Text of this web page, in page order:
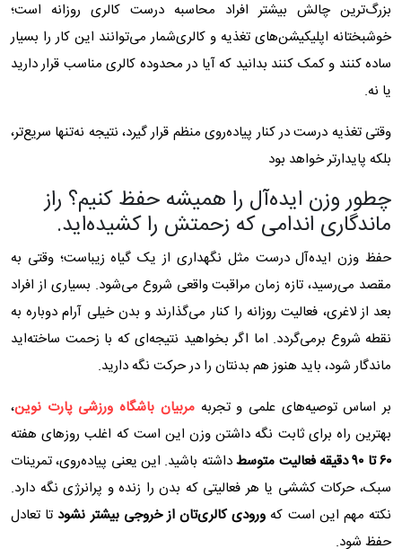
بزرگ‌ترین چالش بیشتر افراد محاسبه درست کالری روزانه است؛
خوشبختانه اپلیکیشن‌های تغذیه و کالری‌شمار می‌توانند این کار را بسیار
ساده کنند و کمک کنند بدانید که آیا در محدوده کالری مناسب قرار دارید
یا نه.
وقتی تغذیه‌ درست در کنار پیاده‌روی منظم قرار گیرد، نتیجه نه‌تنها سریع‌تر،
بلکه پایدارتر خواهد بود
چطور وزن ایده‌آل را همیشه حفظ کنیم؟ راز
ماندگاری اندامی که زحمتش را کشیده‌اید.
حفظ وزن ایده‌آل درست مثل نگهداری از یک گیاه زیباست؛ وقتی به
مقصد می‌رسید، تازه زمان مراقبت واقعی شروع می‌شود. بسیاری از افراد
بعد از لاغری، فعالیت روزانه را کنار می‌گذارند و بدن خیلی آرام دوباره به
نقطه شروع برمی‌گردد. اما اگر بخواهید نتیجه‌ای که با زحمت ساخته‌اید
ماندگار شود، باید هنوز هم بدنتان را در حرکت نگه دارید.
بر اساس توصیه‌های علمی و تجربهمربیان باشگاه ورزشی پارت نوین،
بهترین راه برای ثابت نگه داشتن وزن این است که اغلب روزهای هفته
۶۰تا ۹۰دقیقه فعالیت متوسطداشته باشید. این یعنی پیاده‌روی، تمرینات
سبک، حرکات کششی یا هر فعالیتی که بدن را زنده و پرانرژی نگه دارد.
نکته مهم این است که ورودی کالری‌تان از خروجی بیشتر نشود تا تعادل
حفظ شود.